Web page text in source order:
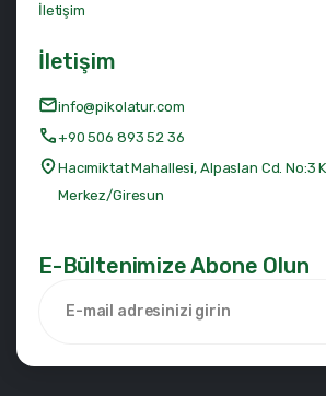
İletişim
İletişim
info@pikolatur.com
+90 506 893 52 36
Hacımiktat Mahallesi, Alpaslan Cd. No:3
Merkez/Giresun
E-Bültenimize Abone Olun